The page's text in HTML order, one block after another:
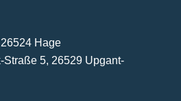
Hage
Straße 5, 26529 Upgant-